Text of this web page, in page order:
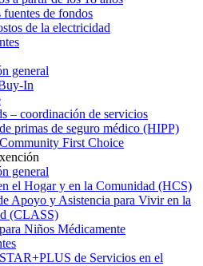
de fondos
de la electricidad
general
In
– coordinación de servicios
primas de seguro médico (HIPP)
First Choice
general
el Hogar y en la Comunidad (HCS)
Apoyo y Asistencia para Vivir en la
(CLASS)
Niños Médicamente
de Servicios en el